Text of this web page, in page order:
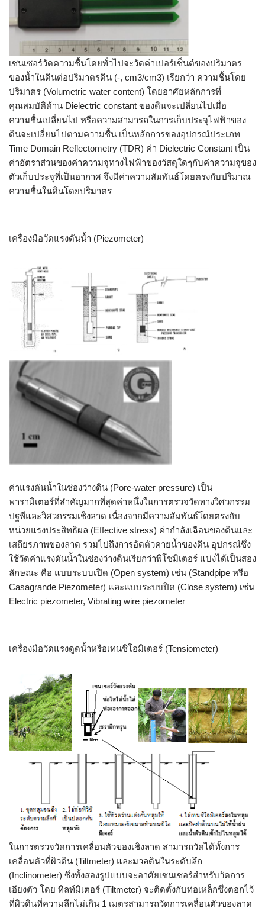
เซนเซอร์วัดความชื้นโดยทั่วไปจะวัดค่าเปอร์เซ็นต์ของปริมาตร
ของน้ำในดินต่อปริมาตรดิน (-, cm3/cm3) เรียกว่า ความชื้นโดย
ปริมาตร (Volumetric water content) โดยอาศัยหลักการที่
คุณสมบัติด้าน Dielectric constant ของดินจะเปลี่ยนไปเมื่อ
ความชื้นเปลี่ยนไป หรือความสามารถในการเก็บประจุไฟฟ้าของ
ดินจะเปลี่ยนไปตามความชื้น เป็นหลักการของอุปกรณ์ประเภท
Time Domain Reflectometry (TDR) ค่า Dielectric Constant เป็น
ค่าอัตราส่วนของค่าความจุทางไฟฟ้าของวัสดุใดๆกับค่าความจุของ
ตัวเก็บประจุที่เป็นอากาศ จึงมีค่าความสัมพันธ์โดยตรงกับปริมาณ
ความชื้นในดินโดยปริมาตร
เครื่องมือวัดแรงดันน้ำ (Piezometer)
ค่าแรงดันน้ำในช่องว่างดิน (Pore-water pressure) เป็น
พารามิเตอร์ที่สำคัญมากที่สุดค่าหนึ่งในการตรวจวัดทางวิศวกรรม
ปฐพีและวิศวกรรมเชิงลาด เนื่องจากมีความสัมพันธ์โดยตรงกับ
หน่วยแรงประสิทธิผล (Effective stress) ค่ากำลังเฉือนของดินและ
เสถียรภาพของลาด รวมไปถึงการอัดตัวคายน้ำของดิน อุปกรณ์ซึ่ง
ใช้วัดค่าแรงดันน้ำในช่องว่างดินเรียกว่าพิโซมิเตอร์ แบ่งได้เป็นสอง
ลักษณะ คือ แบบระบบเปิด (Open system) เช่น (Standpipe หรือ
Casagrande Piezometer) และแบบระบบปิด (Close system) เช่น
Electric piezometer, Vibrating wire piezometer
เครื่องมือวัดแรงดูดน้ำหรือเทนซิโอมิเตอร์ (Tensiometer)
ในการตรวจวัดการเคลื่อนตัวของเชิงลาด สามารถวัดได้ทั้งการ
เคลื่อนตัวที่ผิวดิน (Tiltmeter) และมวลดินในระดับลึก
(Inclinometer) ซึ่งทั้งสองรูปแบบจะอาศัยเซนเซอร์สำหรับวัดการ
เอียงตัว โดย ทิลท์มิเตอร์ (Tiltmeter) จะติดตั้งกับท่อเหล็กซึ่งตอกไว้
ที่ผิวดินที่ความลึกไม่เกิน 1 เมตรสามารถวัดการเคลื่อนตัวของลาด